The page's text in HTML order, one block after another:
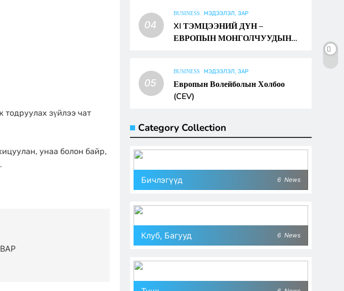
тодруулах зүйлээ чат
унаа болон байр,
04
BUSINESS МЭДЭЭЛЭЛ, ЗАР
XI ТЭМЦЭЭНИЙ ДҮН –
ЕВРОПЫН МОНГОЛЧУУДЫН
05
BUSINESS МЭДЭЭЛЭЛ, ЗАР
Европын Волейболын Холбоо
(CEV)
Category Collection
Бичлэгүүд 6 News
Клуб, Багууд 6 News